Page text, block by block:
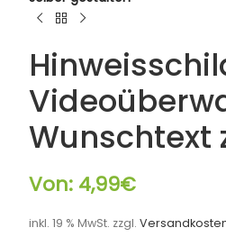
Wunschtext
Von: 4,99€
inkl. 19 % MwSt. zzgl.